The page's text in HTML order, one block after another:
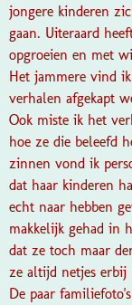
jongere kinderen
gaan. Uiteraard
opgroeien en met
Het jammere vind
verhalen afgekapt
Ook miste ik het
hoe ze die beleefd
zinnen vond ik
dat haar kinderen
echt naar hebben
makkelijk gehad in
dat ze toch maar
ze altijd netjes erbij
De paar